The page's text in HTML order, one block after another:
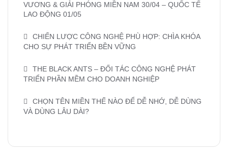
VƯƠNG & GIẢI PHÓNG MIỀN NAM 30/04 – QUỐC TẾ
LAO ĐỘNG 01/05
CHIẾN LƯỢC CÔNG NGHỆ PHÙ HỢP: CHÌA KHÓA
CHO SỰ PHÁT TRIỂN BỀN VỮNG
THE BLACK ANTS – ĐỐI TÁC CÔNG NGHỆ PHÁT
TRIỂN PHẦN MỀM CHO DOANH NGHIỆP
CHỌN TÊN MIỀN THẾ NÀO ĐỂ DỄ NHỚ, DỄ DÙNG
VÀ DÙNG LÂU DÀI?